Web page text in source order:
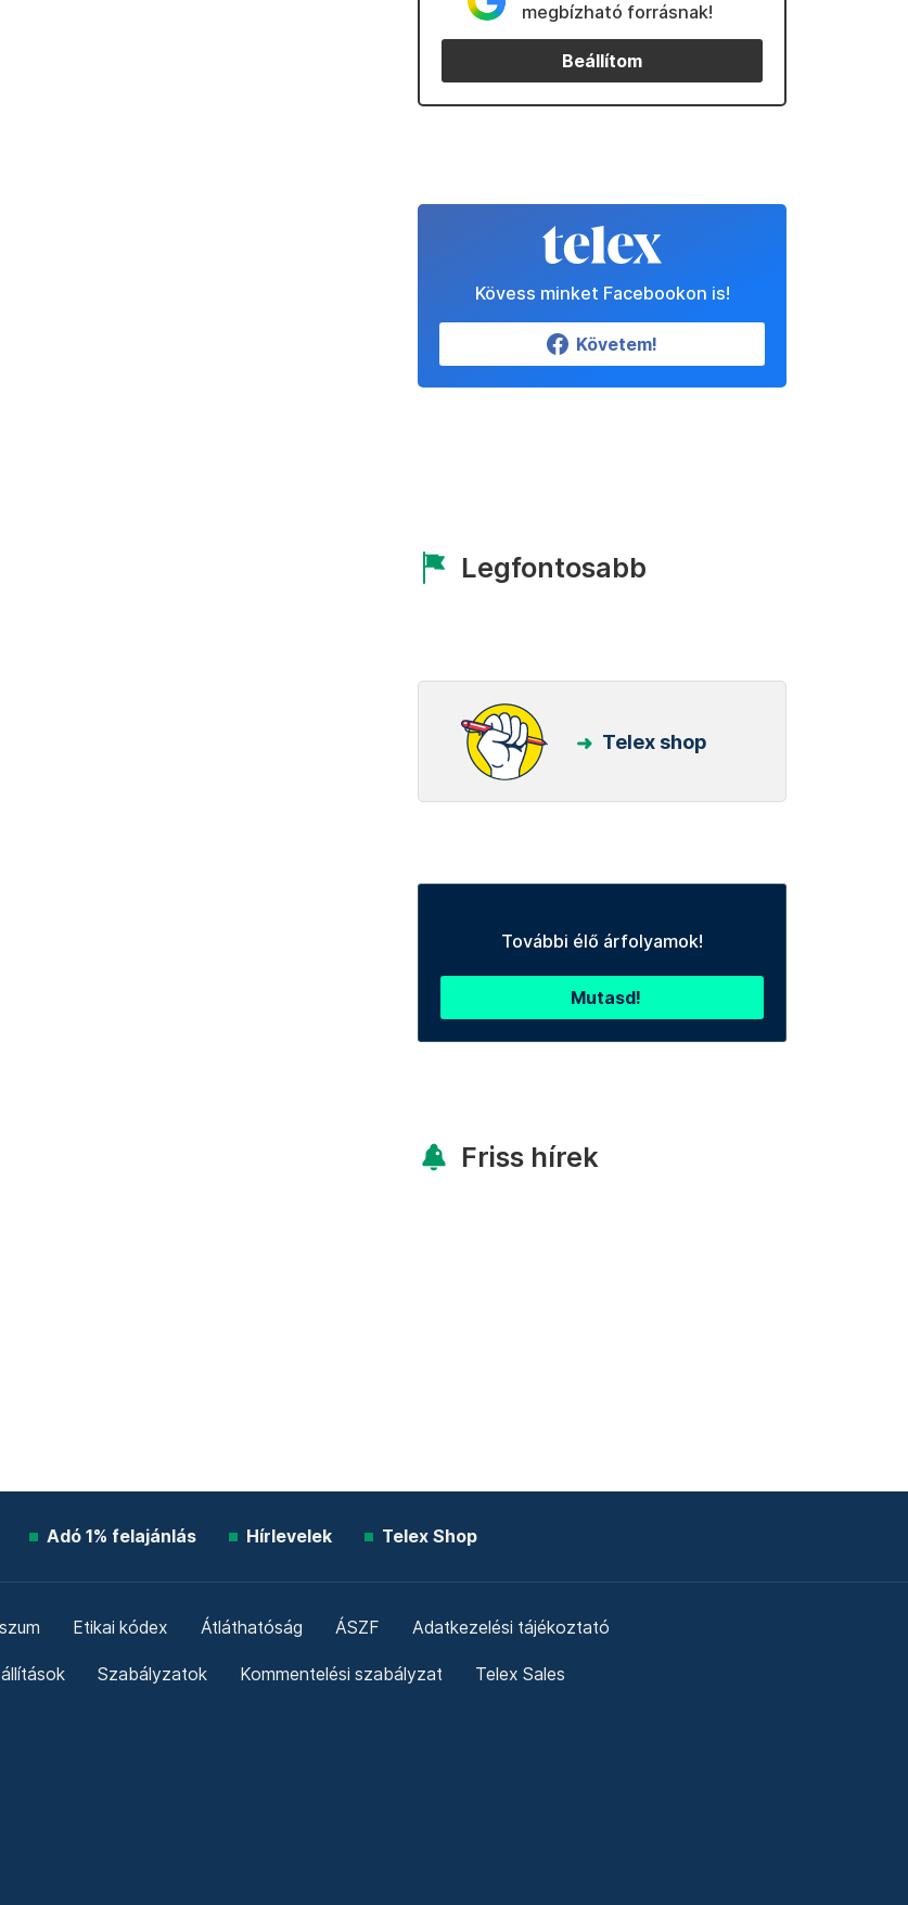
megbízható forrásnak!
Beállítom
Kövess minket Facebookon is!
Követem!
Legfontosabb
Telex shop
További élő árfolyamok!
Mutasd!
Friss hírek
Adó 1% felajánlás Hírlevelek Telex Shop
Etikai kódex Átláthatóság ÁSZF Adatkezelési tájékoztató
Szabályzatok Kommentelési szabályzat Telex Sales